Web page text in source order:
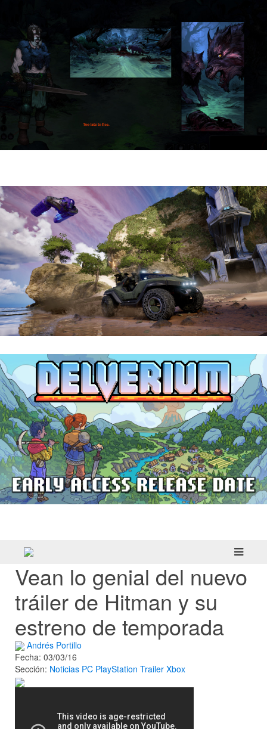
Vean lo genial del nuevo
tráiler de Hitman y su
estreno de temporada
Andrés Portillo
Fecha: 03/03/16
Sección: Noticias PC PlayStation Trailer Xbox